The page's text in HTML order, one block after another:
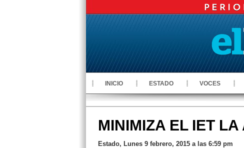
INICIO ESTADO VOCES
MINIMIZA EL IET
Estado, Lunes 9 febrero, 2015 a las 6:59 pm